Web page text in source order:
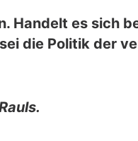
Handelt es sich
die Politik der